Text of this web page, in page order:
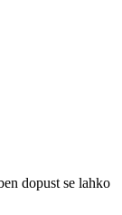
dopust se lahko